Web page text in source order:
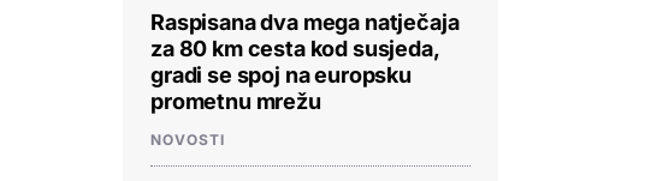
Raspisana dva mega natječaja
za 80 km cesta kod susjeda,
gradi se spoj na europsku
prometnu mrežu
NOVOSTI